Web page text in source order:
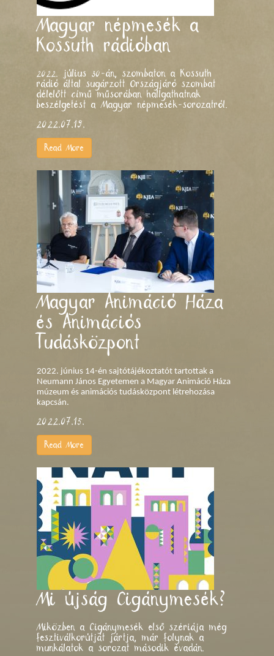
Magyar népmesék a
Kossuth rádióban
2022. július 30-án, szombaton a Kossuth
rádió által sugárzott Országjáró szombat
délelőtt című műsorában hallgathatnak
beszélgetést a Magyar népmesék-sorozatról.
2022.07.19.
Read More
Magyar Animáció Háza
és Animációs
Tudásközpont
2022. június 14-én sajtótájékoztatót tartottak a
Neumann János Egyetemen a Magyar Animáció Háza
múzeum és animációs tudásközpont létrehozása
kapcsán.
2022.07.15.
Read More
Mi újság Cigánymesék?
Miközben a Cigánymesék első szériája még
fesztiválkorútját jártja, már folynak a
munkálatok a sorozat második évadán.